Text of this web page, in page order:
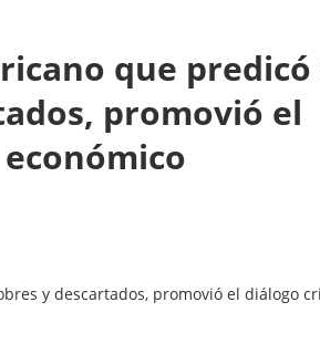
que predicó
promovió el
y descartados, promovió el diálogo